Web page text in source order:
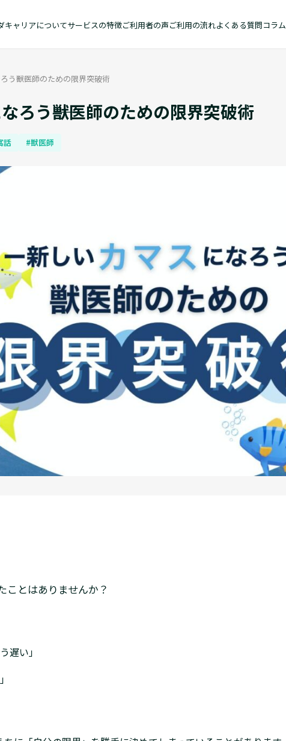
キャリアについてサービスの特徴ご利用者の声ご利用の流れよくある質問コラム
う――獣医師のための限界突破術
ろう――獣医師のための限界突破術
話 #獣医師
ことはありませんか？
遅い」